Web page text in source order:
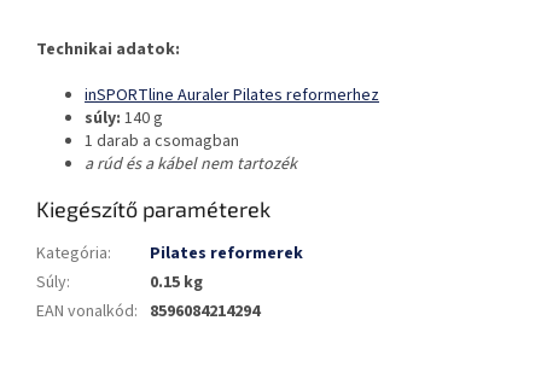
Technikai adatok:
inSPORTline Auraler Pilates reformerhez
súly: 140 g
1 darab a csomagban
a rúd és a kábel nem tartozék
Kiegészítő paraméterek
Kategória:
Pilates reformerek
Súly:
0.15 kg
EAN vonalkód: 8596084214294